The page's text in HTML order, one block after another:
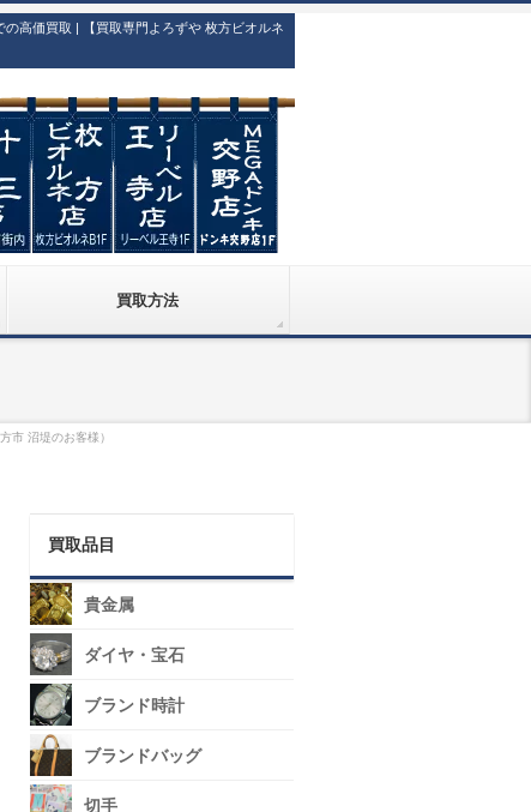
高価買取 | 【買取専門よろずや 枚方ビオルネ
買取方法
市 沼堤のお客様）
買取品目
貴金属
ダイヤ・宝石
ブランド時計
ブランドバッグ
切手